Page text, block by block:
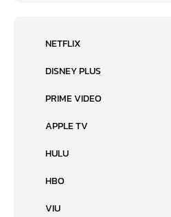
NETFLIX
DISNEY PLUS
PRIME VIDEO
APPLE TV
HULU
HBO
VIU